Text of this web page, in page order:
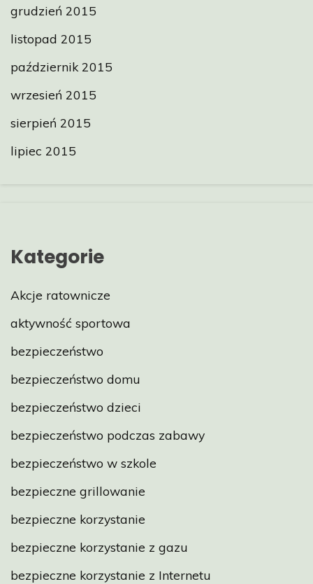
grudzień 2015
listopad 2015
październik 2015
wrzesień 2015
sierpień 2015
lipiec 2015
Kategorie
Akcje ratownicze
aktywność sportowa
bezpieczeństwo
bezpieczeństwo domu
bezpieczeństwo dzieci
bezpieczeństwo podczas zabawy
bezpieczeństwo w szkole
bezpieczne grillowanie
bezpieczne korzystanie
bezpieczne korzystanie z gazu
bezpieczne korzystanie z Internetu